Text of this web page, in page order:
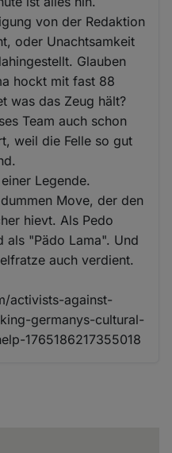
von der Redaktion
oder Unachtsamkeit
Glauben
hockt mit fast 88
was das Zeug hält?
Team auch schon
weil die Felle so gut
Legende.
Move, der den
hievt. Als Pedo
als "Pädo Lama". Und
auch verdient.
activists-against-
germanys-cultural-
1765186217355018